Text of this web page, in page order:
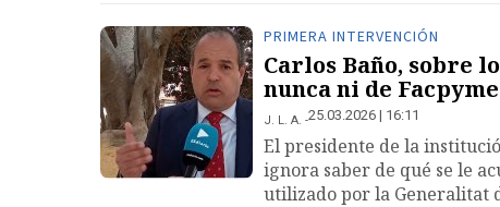
PRIMERA INTERVENCIÓN
Carlos Baño, sobre
nunca ni de
J. L. A. 25.03.2026 | 16:11
El presidente de la
ignora saber de qué se le
utilizado por la Generalitat